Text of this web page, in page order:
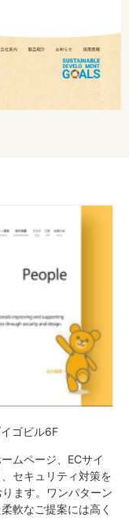
ゴビル6F
ムページ、ECサイ
セキュリティ対策を
ます。ワンパターン
軟なご提案には高く